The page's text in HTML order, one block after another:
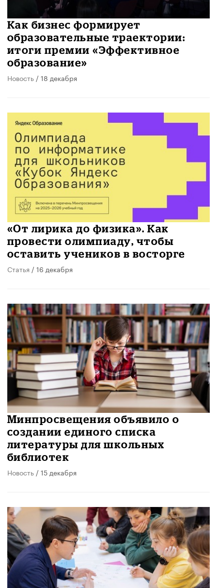
Как бизнес формирует
образовательные траектории:
итоги премии «Эффективное
образование»
Новость / 18 декабря
«От лирика до физика». Как
провести олимпиаду, чтобы
оставить учеников в восторге
Статья / 16 декабря
Минпросвещения объявило о
создании единого списка
литературы для школьных
библиотек
Новость / 15 декабря